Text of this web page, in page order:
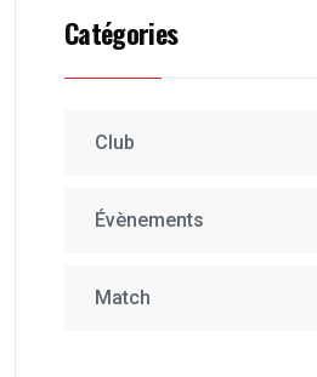
Catégories
Club
Évènements
Match